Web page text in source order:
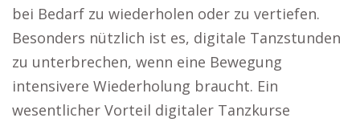
bei Bedarf zu wiederholen oder zu vertiefen.
Besonders nützlich ist es, digitale Tanzstunden
zu unterbrechen, wenn eine Bewegung
intensivere Wiederholung braucht. Ein
wesentlicher Vorteil digitaler Tanzkurse